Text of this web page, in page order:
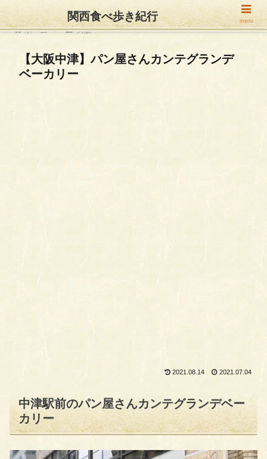
ホーム 大阪
【大阪中津】パン屋さんカンテグランデ
ベーカリー
2021.08.14 2021.07.04
中津駅前のパン屋さんカンテグランデベー
カリー
関西食べ歩き紀行 menu